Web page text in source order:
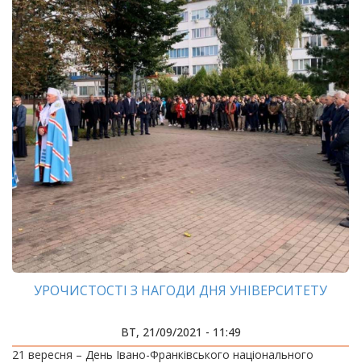
УРОЧИСТОСТІ З НАГОДИ ДНЯ УНІВЕРСИТЕТУ
ВТ, 21/09/2021 - 11:49
21 вересня – День Івано-Франківського національного